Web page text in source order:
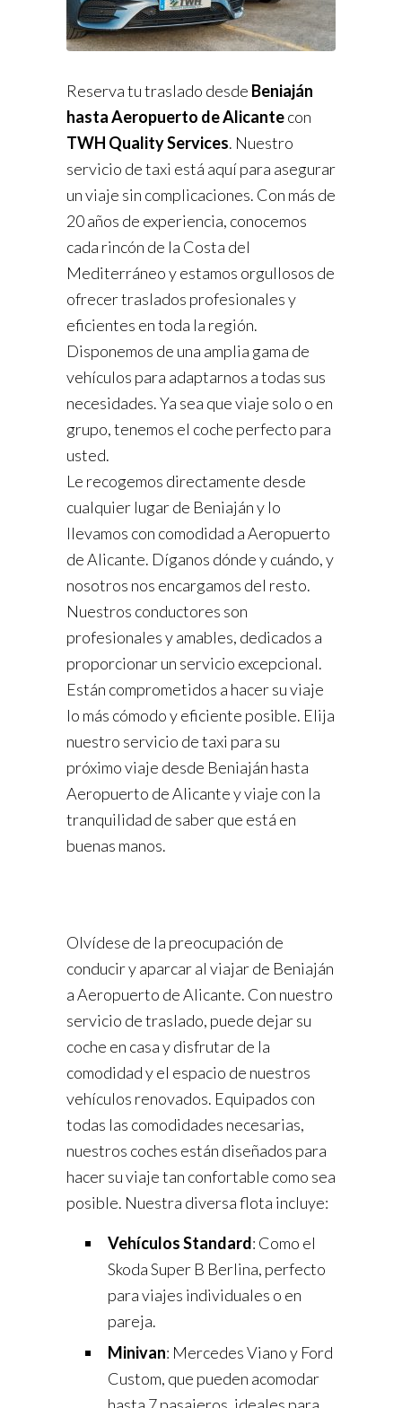
Reserva tu traslado desde Beniaján
hasta Aeropuerto de Alicantecon
TWH Quality Services. Nuestro
servicio de taxi está aquí para asegurar
un viaje sin complicaciones. Con más de
20 años de experiencia, conocemos
cada rincón de la Costa del
Mediterráneo y estamos orgullosos de
ofrecer traslados profesionales y
eficientes en toda la región.
Disponemos de una amplia gama de
vehículos para adaptarnos a todas sus
necesidades. Ya sea que viaje solo o en
grupo, tenemos el coche perfecto para
usted.
Le recogemos directamente desde
cualquier lugar de Beniaján y lo
llevamos con comodidad a Aeropuerto
de Alicante. Díganos dónde y cuándo, y
nosotros nos encargamos del resto.
Nuestros conductores son
profesionales y amables, dedicados a
proporcionar un servicio excepcional.
Están comprometidos a hacer su viaje
lo más cómodo y eficiente posible. Elija
nuestro servicio de taxi para su
próximo viaje desde Beniaján hasta
Aeropuerto de Alicante y viaje con la
tranquilidad de saber que está en
buenas manos.
Olvídese de la preocupación de
conducir y aparcar al viajar de Beniaján
a Aeropuerto de Alicante. Con nuestro
servicio de traslado, puede dejar su
coche en casa y disfrutar de la
comodidad y el espacio de nuestros
vehículos renovados. Equipados con
todas las comodidades necesarias,
nuestros coches están diseñados para
hacer su viaje tan confortable como sea
posible. Nuestra diversa flota incluye:
Vehículos Standard: Como el
Skoda Super B Berlina, perfecto
para viajes individuales o en
pareja.
Minivan: Mercedes Viano y Ford
Custom, que pueden acomodar